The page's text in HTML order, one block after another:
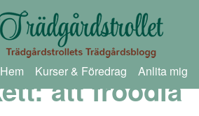
Hem Kurser & Föredrag Anlita mig
att fröodla